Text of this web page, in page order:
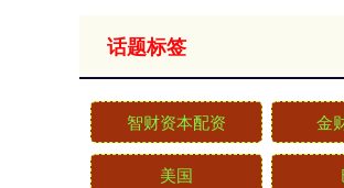
话题标签
智财资本配资 金
美国